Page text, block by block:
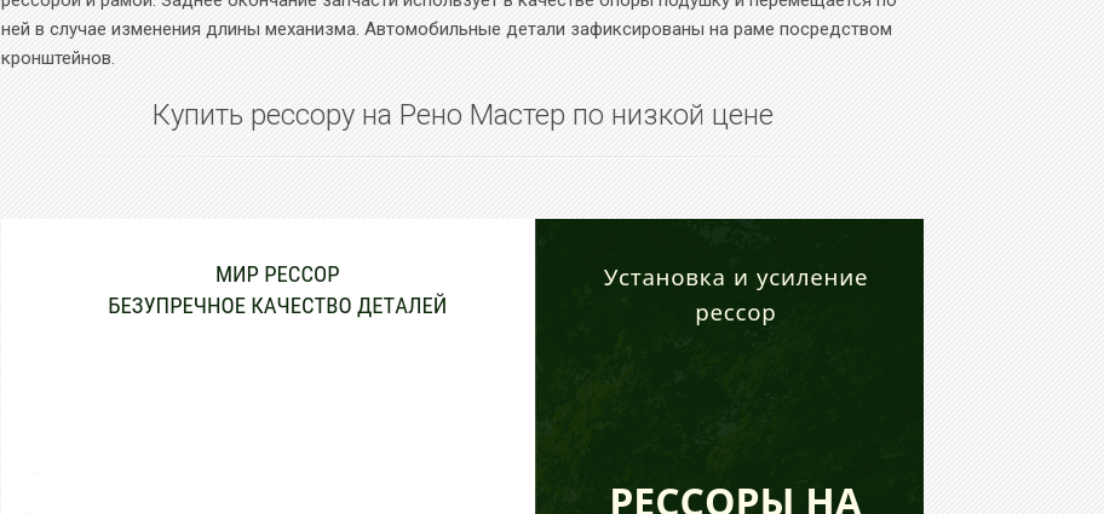
ней в случае изменения длины механизма. Автомобильные детали зафиксированы на раме посредством
кронштейнов.
Купить рессору на Рено Мастер по низкой цене